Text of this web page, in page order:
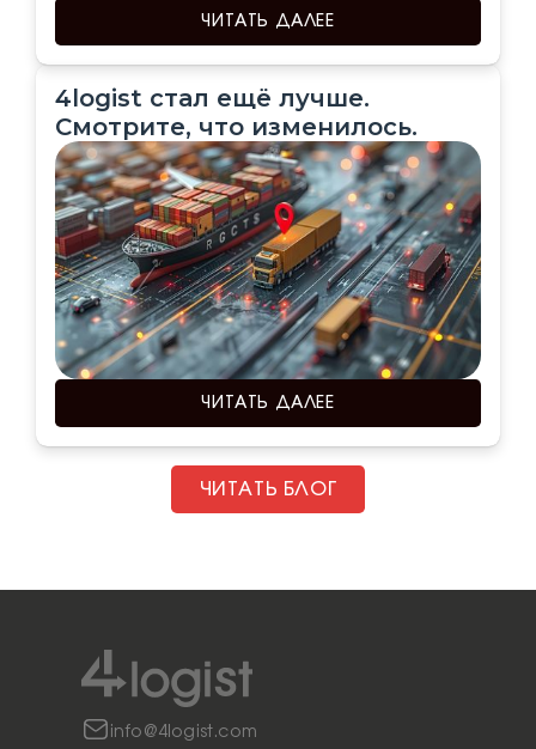
ЧИТАТЬ ДАЛЕЕ
4logist стал ещё лучше.
Смотрите, что изменилось.
ЧИТАТЬ ДАЛЕЕ
ЧИТАТЬ БЛОГ
info@4logist.com